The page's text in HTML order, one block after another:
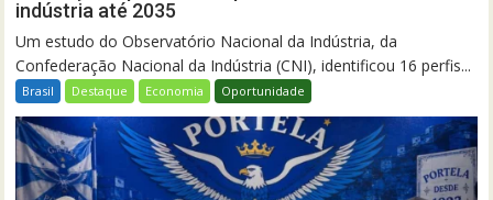
indústria até 2035
Um estudo do Observatório Nacional da Indústria, da
Confederação Nacional da Indústria (CNI), identificou 16 perfis...
Brasil Destaque Economia Oportunidade